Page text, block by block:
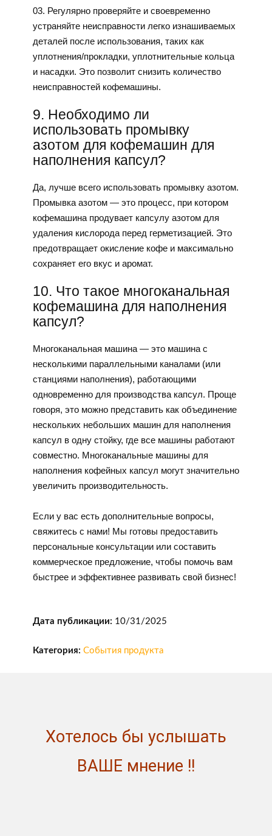
03. Регулярно проверяйте и своевременно
устраняйте неисправности легко изнашиваемых
деталей после использования, таких как
уплотнения/прокладки, уплотнительные кольца
и насадки. Это позволит снизить количество
неисправностей кофемашины.
9. Необходимо ли
использовать промывку
азотом для кофемашин для
наполнения капсул?
Да, лучше всего использовать промывку азотом.
Промывка азотом — это процесс, при котором
кофемашина продувает капсулу азотом для
удаления кислорода перед герметизацией. Это
предотвращает окисление кофе и максимально
сохраняет его вкус и аромат.
10. Что такое многоканальная
кофемашина для наполнения
капсул?
Многоканальная машина — это машина с
несколькими параллельными каналами (или
станциями наполнения), работающими
одновременно для производства капсул. Проще
говоря, это можно представить как объединение
нескольких небольших машин для наполнения
капсул в одну стойку, где все машины работают
совместно. Многоканальные машины для
наполнения кофейных капсул могут значительно
увеличить производительность.
Если у вас есть дополнительные вопросы,
свяжитесь с нами! Мы готовы предоставить
персональные консультации или составить
коммерческое предложение, чтобы помочь вам
быстрее и эффективнее развивать свой бизнес!
Дата публикации: 10/31/2025
Категория: События продукта
Хотелось бы услышать
ВАШЕ мнение !!